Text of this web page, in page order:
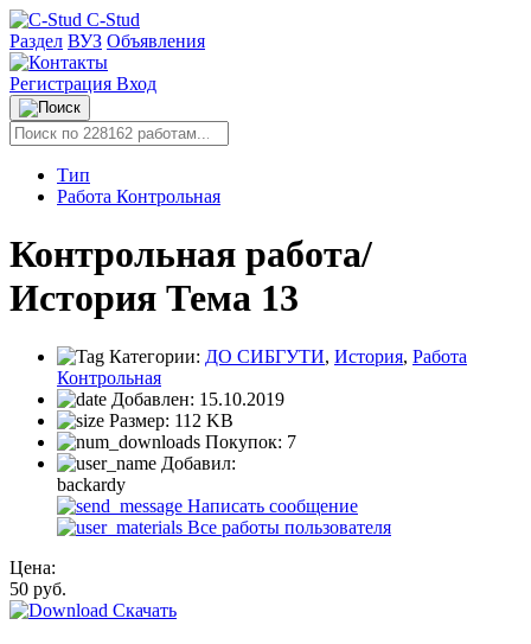
C-Stud
Раздел ВУЗ Объявления
Регистрация Вход
Тип
Работа Контрольная
Контрольная работа/
История Тема 13
Категории: ДО СИБГУТИ, История, Работа
Контрольная
Добавлен: 15.10.2019
Размер: 112 KB
Покупок: 7
Добавил:
backardy
Написать сообщение
Все работы пользователя
Цена:
50 руб.
Скачать